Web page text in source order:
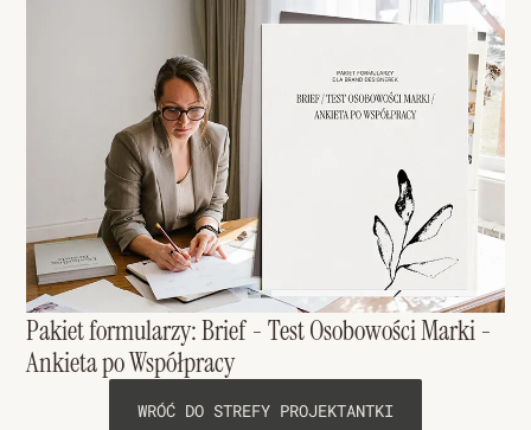
Pakiet formularzy: Brief - Test Osobowości Marki -
Ankieta po Współpracy
WRÓĆ DO STREFY PROJEKTANTKI